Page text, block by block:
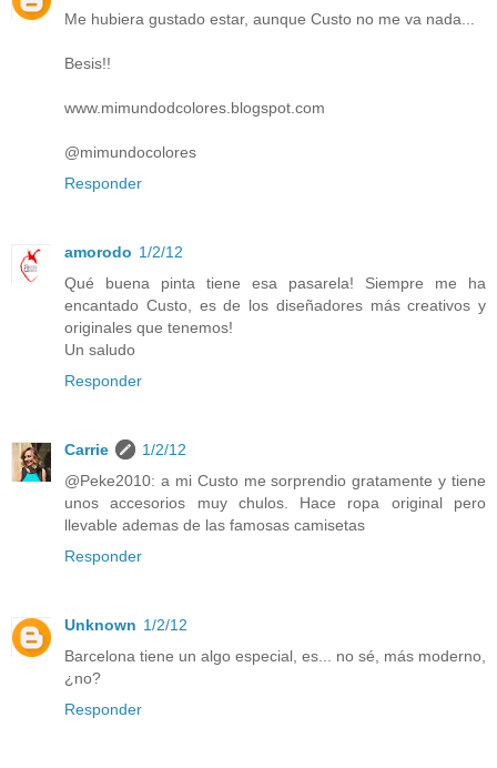
Me hubiera gustado estar, aunque Custo no me va nada...
Besis!!
www.mimundodcolores.blogspot.com
@mimundocolores
Responder
amorodo 1/2/12
Qué buena pinta tiene esa pasarela! Siempre me ha
encantado Custo, es de los diseñadores más creativos y
originales que tenemos!
Un saludo
Responder
Carrie
1/2/12
@Peke2010: a mi Custo me sorprendio gratamente y tiene
unos accesorios muy chulos. Hace ropa original pero
llevable ademas de las famosas camisetas
Responder
Unknown 1/2/12
Barcelona tiene un algo especial, es... no sé, más moderno,
¿no?
Responder